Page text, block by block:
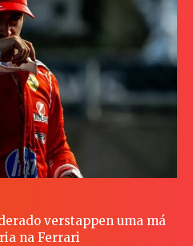
verstappen uma má
na Ferrari